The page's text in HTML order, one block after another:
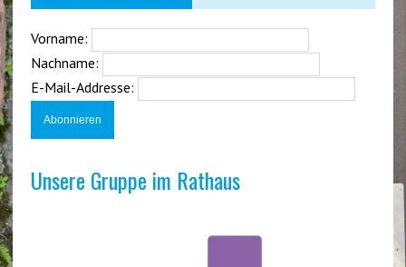
Vorname:
Nachname:
E-Mail-Addresse:
Unsere Gruppe im Rathaus